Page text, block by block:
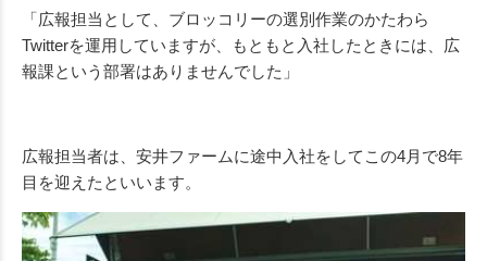
「広報担当として、ブロッコリーの選別作業のかたわら
Twitterを運用していますが、もともと入社したときには、広
報課という部署はありませんでした」
広報担当者は、安井ファームに途中入社をしてこの4月で8年
目を迎えたといいます。